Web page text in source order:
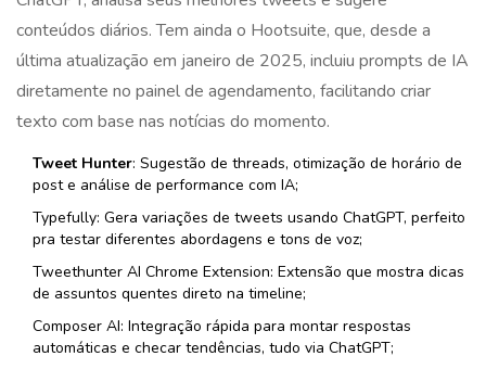
conteúdos diários. Tem ainda o Hootsuite, que, desde a
última atualização em janeiro de 2025, incluiu prompts de IA
diretamente no painel de agendamento, facilitando criar
texto com base nas notícias do momento.
Tweet Hunter: Sugestão de threads, otimização de horário de
post e análise de performance com IA;
Typefully: Gera variações de tweets usando ChatGPT, perfeito
pra testar diferentes abordagens e tons de voz;
Tweethunter AI Chrome Extension: Extensão que mostra dicas
de assuntos quentes direto na timeline;
Composer AI: Integração rápida para montar respostas
automáticas e checar tendências, tudo via ChatGPT;